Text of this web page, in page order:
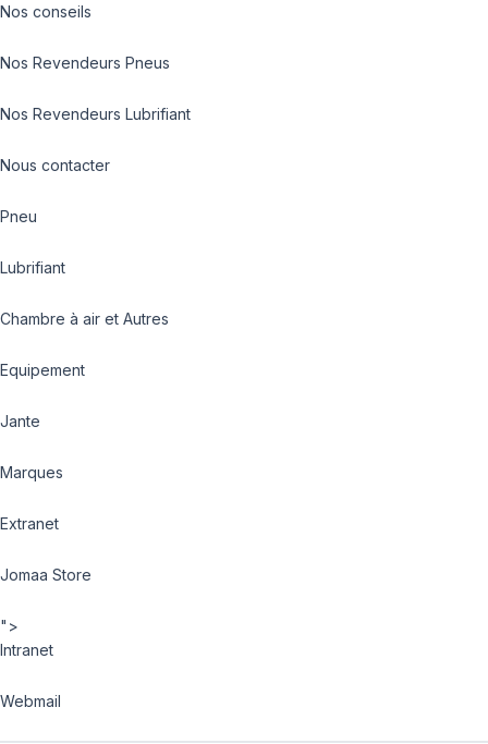
Nos conseils
Nos Revendeurs Pneus
Nos Revendeurs Lubrifiant
Nous contacter
Pneu
Lubrifiant
Chambre à air et Autres
Equipement
Jante
Marques
Extranet
Jomaa Store
">
Intranet
Webmail